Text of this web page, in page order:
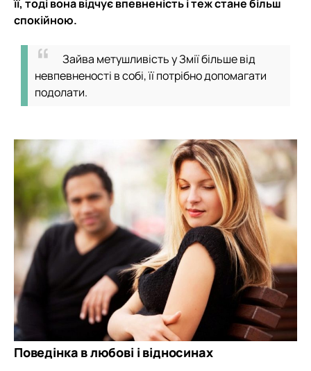
її, тоді вона відчує впевненість і теж стане більш
спокійною.
Зайва метушливість у Змії більше від
невпевненості в собі, її потрібно допомагати
подолати.
Поведінка в любові і відносинах